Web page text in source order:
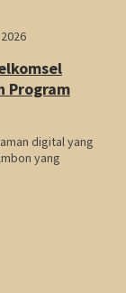
Program
digital yang
yang